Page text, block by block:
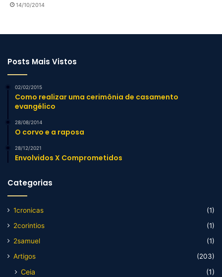
14/10/2014
Posts Mais Vistos
02/02/2015
Como realizar uma cerimônia de casamento
evangélico
28/08/2014
O corvo e a raposa
28/12/2021
Envolvidos X Comprometidos
Categorias
1cronicas
(1)
2corintios
(1)
2samuel
(1)
Artigos
(203)
Ceia
(1)